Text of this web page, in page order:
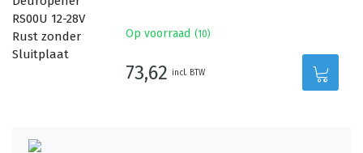
Op voorraad (10)
73,62 incl. BTW